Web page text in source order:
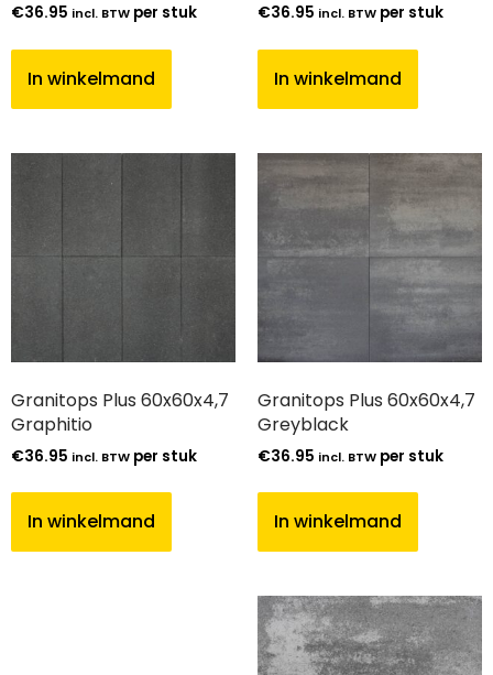
€36.95 incl. BTW per stuk
In winkelmand
€36.95 incl. BTW per stuk
In winkelmand
Granitops Plus 60x60x4,7
Graphitio
€36.95 incl. BTW per stuk
In winkelmand
Granitops Plus 60x60x4,7
Greyblack
€36.95 incl. BTW per stuk
In winkelmand